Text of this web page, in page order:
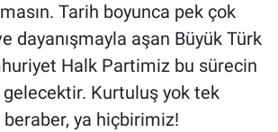
Tarih boyunca pek çok
dayanışmayla aşan Büyük Türk
Halk Partimiz bu sürecin
Kurtuluş yok tek
beraber, ya hiçbirimiz!